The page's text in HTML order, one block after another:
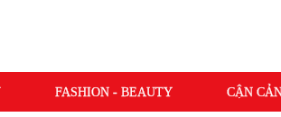
FASHION - BEAUTY CẬN